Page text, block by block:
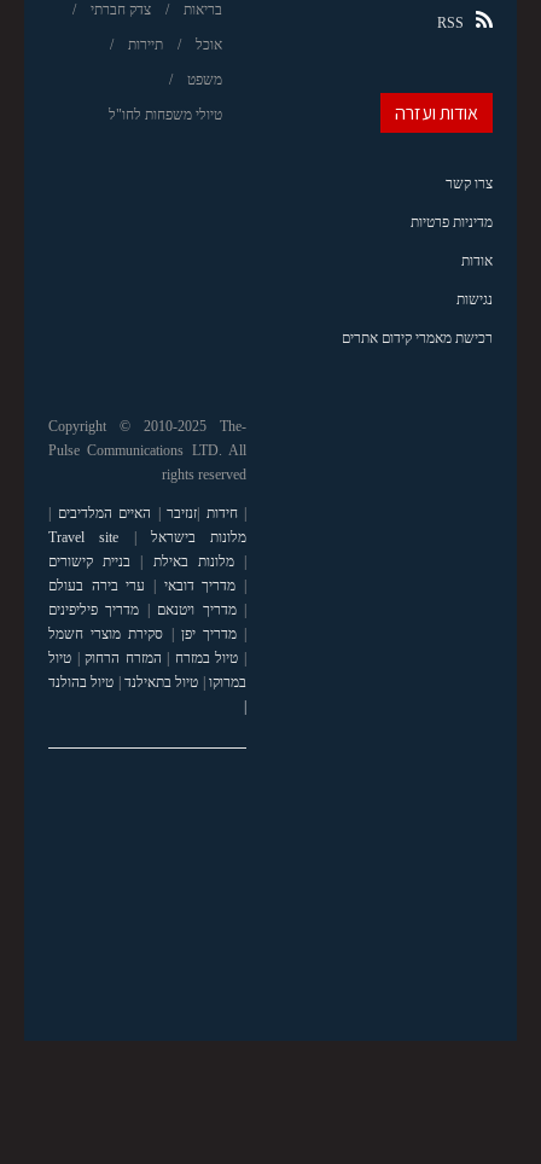
בריאות צדק חברתי
אוכל תיירות
משפט
טיולי משפחות לחו"ל
RSS
אודות ועזרה
צרו קשר
מדיניות פרטיות
אודות
נגישות
רכישת מאמרי קידום אתרים
Copyright © 2010-2025 The-
Pulse Communications LTD. All
rights reserved
|חידות זנזיבר האיים המלדיבים
מלונות בישראל
Travel site
|מלונות באילת
בניית קישורים
מדריך דובאי
ערי בירה בעולם
|מדריך ויטנאם
מדריך פיליפינים
|מדריך יפן
סקירת מוצרי חשמל
טיול במזרח המזרח הרחוק| טיול
במרוקו| טיול בתאילנד| טיול בהולנד